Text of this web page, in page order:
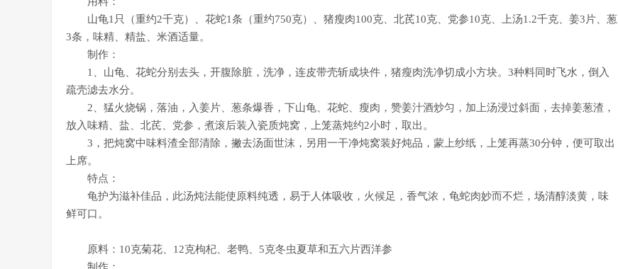
山龟1只（重约2千克）、花蛇1条（重约750克）、猪瘦肉100克、北芪10克、党参10克、上汤1.2千克、姜3片、葱
3条，味精、精盐、米酒适量。
制作：
1、山龟、花蛇分别去头，开腹除脏，洗净，连皮带壳斩成块件，猪瘦肉洗净切成小方块。3种料同时飞水，倒入
疏壳滤去水分。
2、猛火烧锅，落油，入姜片、葱条爆香，下山龟、花蛇、瘦肉，赞姜汁酒炒匀，加上汤浸过斜面，去掉姜葱渣，
放入味精、盐、北芪、党参，煮滚后装入瓷质炖窝，上笼蒸炖约2小时，取出。
3，把炖窝中味料渣全部清除，撇去汤面世沫，另用一干净炖窝装好炖品，蒙上纱纸，上笼再蒸30分钟，便可取出
上席。
特点：
龟护为滋补佳品，此汤炖法能使原料纯透，易于人体吸收，火候足，香气浓，龟蛇肉妙而不烂，场清醇淡黄，味
鲜可口。
原料：10克菊花、12克枸杞、老鸭、5克冬虫夏草和五六片西洋参